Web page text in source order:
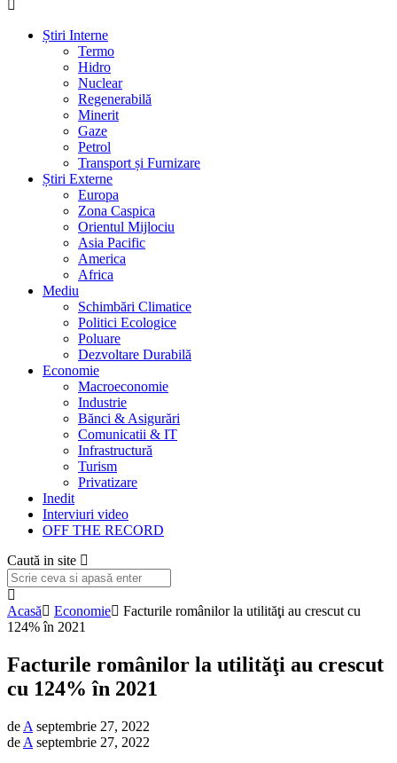
Știri Interne
Termo
Hidro
Nuclear
Regenerabilă
Minerit
Gaze
Petrol
Transport și Furnizare
Știri Externe
Europa
Zona Caspica
Orientul Mijlociu
Asia Pacific
America
Africa
Mediu
Schimbări Climatice
Politici Ecologice
Poluare
Dezvoltare Durabilă
Economie
Macroeconomie
Industrie
Bănci & Asigurări
Comunicatii & IT
Infrastructură
Turism
Privatizare
Inedit
Interviuri video
OFF THE RECORD
Caută in site
Acasă Economie
Facturile românilor la utilităţi au crescut cu
124% în 2021
Facturile românilor la utilităţi au crescut
cu 124% în 2021
de A septembrie 27, 2022
de A septembrie 27, 2022